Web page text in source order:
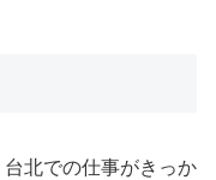
北での仕事がきっか